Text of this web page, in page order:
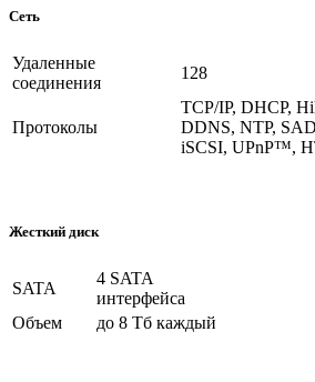
Сеть
Удаленные
соединения
128
Протоколы
TCP/IP, DHCP,
DDNS, NTP,
iSCSI, UPnP™,
Жесткий диск
SATA
4 SATA
интерфейса
Объем
до 8 Тб каждый